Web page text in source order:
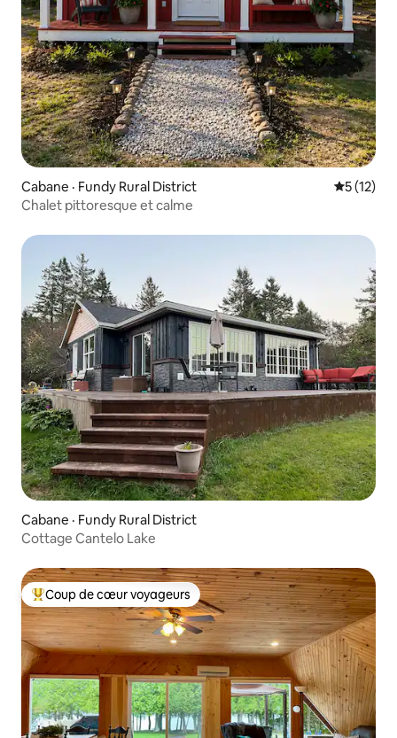
Cabane · Fundy Rural District Note
5 (12)
Chalet pittoresque et calme
Cabane · Fundy Rural District
Cottage Cantelo Lake
Coup de cœur voyageurs parmi les plus aimés
Coup de cœur voyageurs